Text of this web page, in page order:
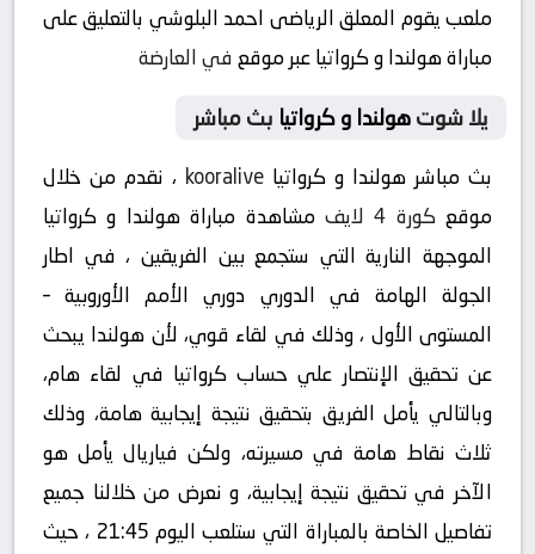
ملعب يقوم المعلق الرياضى احمد البلوشي بالتعليق على
مباراة هولندا و كرواتيا عبر موقعفي العارضة
يلا شوتهولندا و كرواتيا بث مباشر
بث مباشر هولندا و كرواتيا kooralive ، نقدم من خلال
موقعكورة 4 لايف
مشاهدة مباراة هولندا و كرواتيا
الموجهة النارية التي ستجمع بين الفريقين ، في اطار
الجولة الهامة في الدوري دوري الأمم الأوروبية –
المستوى الأول ، وذلك في لقاء قوي، لأن هولندا يبحث
عن تحقيق الإنتصار علي حساب كرواتيا في لقاء هام،
وبالتالي يأمل الفريق بتحقيق نتيجة إيجابية هامة، وذلك
ثلاث نقاط هامة في مسيرته، ولكن فياريال يأمل هو
الآخر في تحقيق نتيجة إيجابية، و نعرض من خلالنا جميع
تفاصيل الخاصة بالمباراة التي ستلعب اليوم 21:45 ، حيث